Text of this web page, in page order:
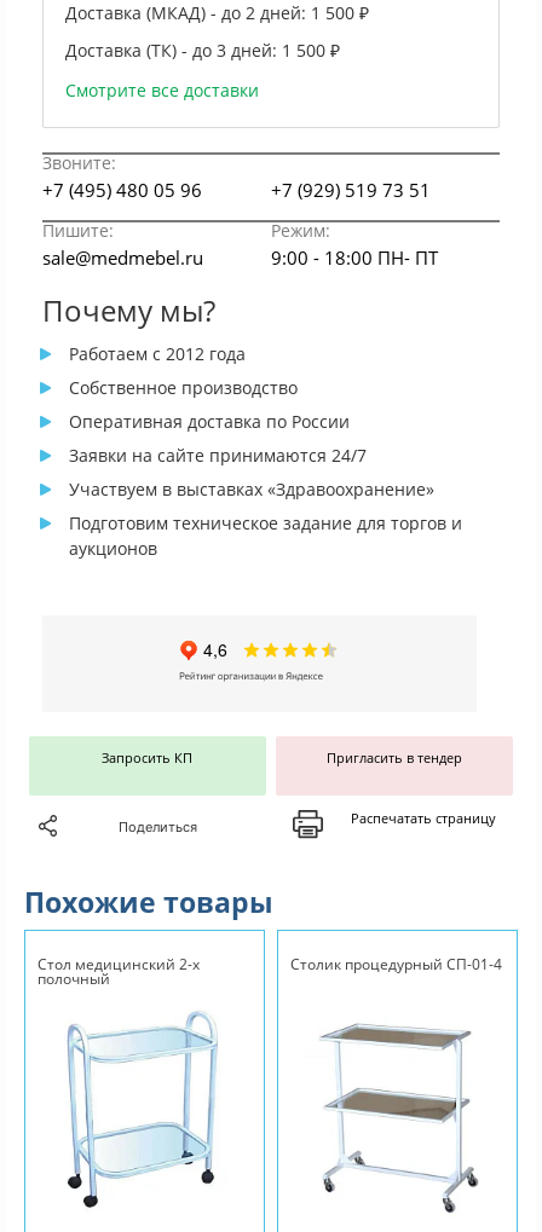
Доставка (МКАД) - до 2 дней: 1 500 ₽
Доставка (ТК) - до 3 дней: 1 500 ₽
Смотрите все доставки
Звоните:
+7 (495) 480 05 96 +7 (929) 519 73 51
Пишите: Режим:
sale@medmebel.ru 9:00 - 18:00 ПН- ПТ
Почему мы?
Работаем с 2012 года
Собственное производство
Оперативная доставка по России
Заявки на сайте принимаются 24/7
Участвуем в выставках «Здравоохранение»
Подготовим техническое задание для торгов и
аукционов
Запросить КП Пригласить в тендер
Поделиться Распечатать страницу
Похожие товары
Стол медицинский 2-х
полочный
Столик процедурный СП-01-4